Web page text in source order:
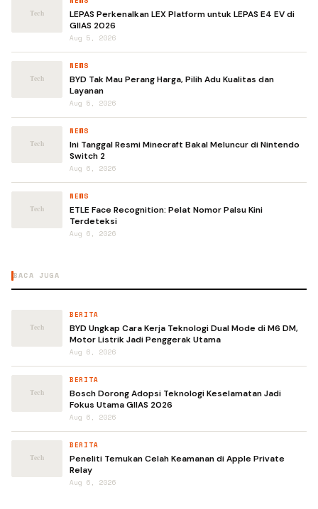
LEPAS Perkenalkan LEX Platform untuk LEPAS E4 EV di
GIIAS 2026
Aug 5, 2026
NEWS
BYD Tak Mau Perang Harga, Pilih Adu Kualitas dan
Layanan
Aug 5, 2026
NEWS
Ini Tanggal Resmi Minecraft Bakal Meluncur di Nintendo
Switch 2
Aug 6, 2026
NEWS
ETLE Face Recognition: Pelat Nomor Palsu Kini
Terdeteksi
Aug 6, 2026
BACA JUGA
BERITA
BYD Ungkap Cara Kerja Teknologi Dual Mode di M6 DM,
Motor Listrik Jadi Penggerak Utama
Aug 6, 2026
BERITA
Bosch Dorong Adopsi Teknologi Keselamatan Jadi
Fokus Utama GIIAS 2026
Aug 6, 2026
BERITA
Peneliti Temukan Celah Keamanan di Apple Private
Relay
Aug 6, 2026